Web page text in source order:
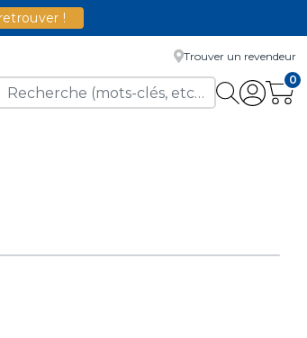
!
Trouver un revendeur
0